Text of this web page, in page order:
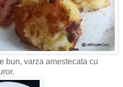
bun, varza amestecata cu